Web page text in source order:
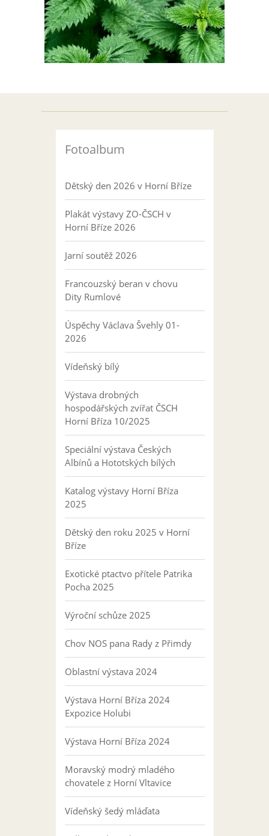
Fotoalbum
Dětský den 2026 v Horní Bříze
Plakát výstavy ZO-ČSCH v
Horní Bříze 2026
Jarní soutěž 2026
Francouzský beran v chovu
Dity Rumlové
Úspěchy Václava Švehly 01-
2026
Vídeňský bílý
Výstava drobných
hospodářských zvířat ČSCH
Horní Bříza 10/2025
Speciální výstava Českých
Albínů a Hototských bílých
Katalog výstavy Horní Bříza
2025
Dětský den roku 2025 v Horní
Bříze
Exotické ptactvo přítele Patrika
Pocha 2025
Výroční schůze 2025
Chov NOS pana Rady z Přimdy
Oblastní výstava 2024
Výstava Horní Bříza 2024
Expozice Holubi
Výstava Horní Bříza 2024
Moravský modrý mladého
chovatele z Horní Vltavice
Vídeňský šedý mláďata